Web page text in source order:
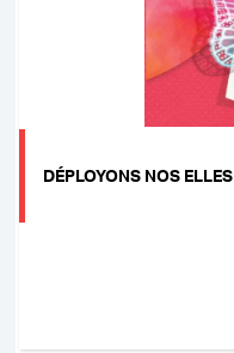
DÉPLOYONS NOS ELLES